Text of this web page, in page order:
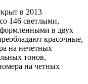
в 2013
146 светлыми,
в двух
красочные,
на нечетных
тонов,
на четных